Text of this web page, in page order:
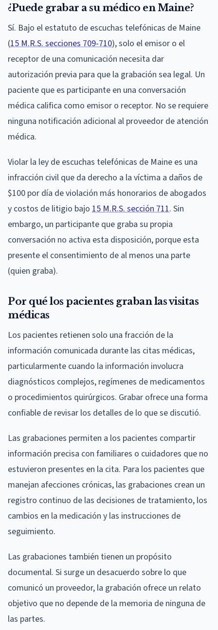
¿Puede grabar a su médico en Maine?
Sí. Bajo el estatuto de escuchas telefónicas de Maine
(15 M.R.S. secciones 709-710), solo el emisor o el
receptor de una comunicación necesita dar
autorización previa para que la grabación sea legal. Un
paciente que es participante en una conversación
médica califica como emisor o receptor. No se requiere
ninguna notificación adicional al proveedor de atención
médica.
Violar la ley de escuchas telefónicas de Maine es una
infracción civil que da derecho a la víctima a daños de
$100 por día de violación más honorarios de abogados
y costos de litigio bajo 15 M.R.S. sección 711. Sin
embargo, un participante que graba su propia
conversación no activa esta disposición, porque esta
presente el consentimiento de al menos una parte
(quien graba).
Por qué los pacientes graban las visitas
médicas
Los pacientes retienen solo una fracción de la
información comunicada durante las citas médicas,
particularmente cuando la información involucra
diagnósticos complejos, regímenes de medicamentos
o procedimientos quirúrgicos. Grabar ofrece una forma
confiable de revisar los detalles de lo que se discutió.
Las grabaciones permiten a los pacientes compartir
información precisa con familiares o cuidadores que no
estuvieron presentes en la cita. Para los pacientes que
manejan afecciones crónicas, las grabaciones crean un
registro continuo de las decisiones de tratamiento, los
cambios en la medicación y las instrucciones de
seguimiento.
Las grabaciones también tienen un propósito
documental. Si surge un desacuerdo sobre lo que
comunicó un proveedor, la grabación ofrece un relato
objetivo que no depende de la memoria de ninguna de
las partes.